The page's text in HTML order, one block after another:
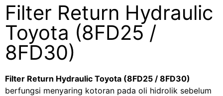
Filter Return Hydraulic
Toyota (8FD25 /
8FD30)
Filter Return Hydraulic Toyota (8FD25 / 8FD30)
berfungsi menyaring kotoran pada oli hidrolik sebelum